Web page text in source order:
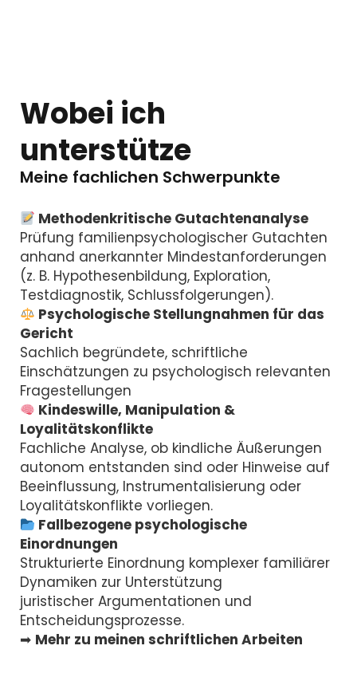
Wobei ich
unterstütze
Meine fachlichen Schwerpunkte
Methodenkritische Gutachtenanalyse
Prüfung familienpsychologischer Gutachten
anhand anerkannter Mindestanforderungen
(z. B. Hypothesenbildung, Exploration,
Testdiagnostik, Schlussfolgerungen).
Psychologische Stellungnahmen für das
Gericht
Sachlich begründete, schriftliche
Einschätzungen zu psychologisch relevanten
Fragestellungen
Kindeswille, Manipulation &
Loyalitätskonflikte
Fachliche Analyse, ob kindliche Äußerungen
autonom entstanden sind oder Hinweise auf
Beeinflussung, Instrumentalisierung oder
Loyalitätskonflikte vorliegen.
Fallbezogene psychologische
Einordnungen
Strukturierte Einordnung komplexer familiärer
Dynamiken zur Unterstützung
juristischer Argumentationen und
Entscheidungsprozesse.
➡ Mehr zu meinen schriftlichen Arbeiten